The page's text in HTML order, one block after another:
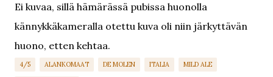
Ei kuvaa, sillä hämärässä pubissa huonolla
kännykkäkameralla otettu kuva oli niin järkyttävän
huono, etten kehtaa.
4/5 ALANKOMAAT DE MOLEN ITALIA MILD ALE